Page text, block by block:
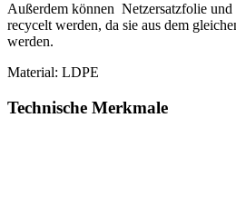
Außerdem können Netzersatzfolie und
recycelt werden, da sie aus dem
werden.
Material: LDPE
Technische Merkmale